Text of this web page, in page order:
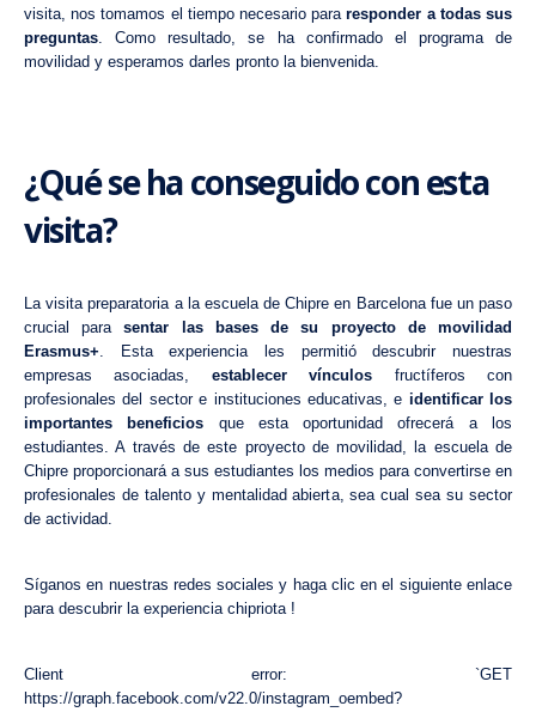
visita, nos tomamos el tiempo necesario pararesponder a todas sus
preguntas. Como resultado, se ha confirmado el programa de
movilidad y esperamos darles pronto la bienvenida.
¿Qué se ha conseguido con esta
visita?
La visita preparatoria a la escuela de Chipre en Barcelonafue un paso
crucial parasentar las bases de su proyecto de movilidad
Erasmus+. Esta experiencia les permitió descubrir nuestras
empresas asociadas, establecer vínculos fructíferos con
profesionales del sector e instituciones educativas, e identificar los
importantes beneficios que esta oportunidad ofrecerá a los
estudiantes. A través de este proyecto de movilidad, la escuela de
Chipre proporcionará a sus estudiantes los medios para convertirse en
profesionales de talento y mentalidad abierta, sea cual sea su sector
de actividad.
Síganos en nuestras redes sociales y haga clic en el siguiente enlace
para descubrir la experiencia chipriota !
Client error: `GET
https://graph.facebook.com/v22.0/instagram_oembed?